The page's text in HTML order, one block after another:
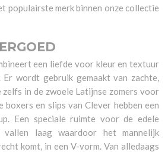
populairste merk binnen onze collectie
een liefde voor kleur en textuur
Er wordt gebruik gemaakt van zachte,
in de zwoele Latijnse zomers voor
boxers en slips van Clever hebben een
Een speciale ruimte voor de edele
vallen laag waardoor het mannelijk
komt, in een V-vorm. Van alledaags